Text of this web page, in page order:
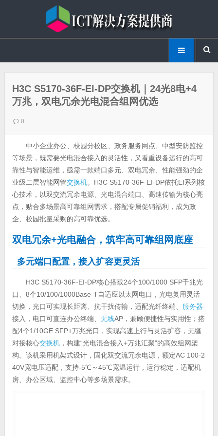
H3C S5170-36F-EI-DP交换机｜24光8电+4
万兆，双电冗余光电混合组网优选
0
中小企业办公、校园分校区、政务服务网点、中型安防监控
等场景，既需要光电混合接入的灵活性，又看重设备运行的高可
靠性与智能运维，亟需一款端口多元、双电冗余、性能强劲的企
业级二层智能网管交换机。H3C S5170-36F-EI-DP依托EI系列核
心技术，以双交流冗余电源、光电混合端口、高速传输为核心亮
点，贴合多场景高可靠组网需求，搭配专属促销福利，成为政
企、校园批量采购的高可靠优选。
双电冗余+光电融合，筑牢高可靠组网底座
多元端口配置，接入扩容更灵活
H3C S5170-36F-EI-DP核心搭载24个100/1000 SFP千兆光
口、8个10/100/1000Base-T自适应以太网电口，光电复用灵活
切换，光口可实现长距离、抗干扰传输，适配光纤终端、 服务器
接入，电口可直连办公终端、 无线AP，兼顾便捷性与实用性；搭
配4个1/10GE SFP+万兆光口，实现高速上行与灵活扩容，无缝
对接核心交换机，构建“光电混合接入+万兆汇聚”的高效组网架
构。该机采用机架式设计，固化双交流冗余电源，额定AC 100-2
40V宽电压适配，支持-5℃～45℃宽温运行，运行稳定，适配机
房、办公区域、监控中心等多场景需求。